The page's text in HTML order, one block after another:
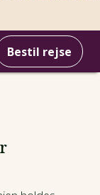
Bestil rejse